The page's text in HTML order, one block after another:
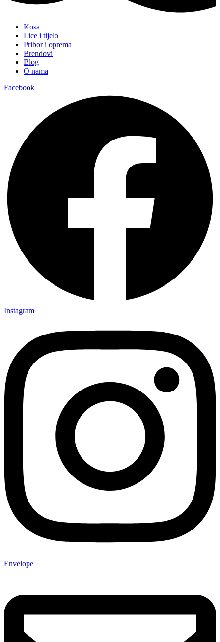
Kosa
Lice i tijelo
Pribor i oprema
Brendovi
Blog
O nama
Facebook
Instagram
Envelope